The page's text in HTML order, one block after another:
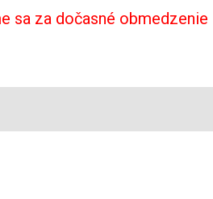
sa za dočasné obmedzenie